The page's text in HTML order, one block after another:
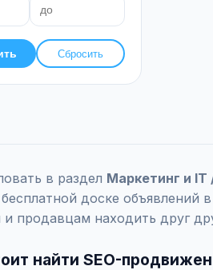
Сбросить
в раздел Маркетинг и IT
доске
и продавцам находить друг
найти SEO-